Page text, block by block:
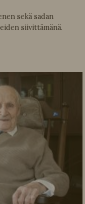
sekä sadan
siivittämänä.